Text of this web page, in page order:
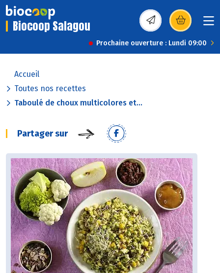
Biocoop Salagou (s’ouvre dans une
Prochaine ouverture : Lundi 09:00
Accueil
Toutes nos recettes
Taboulé de choux multicolores et...
Partager sur